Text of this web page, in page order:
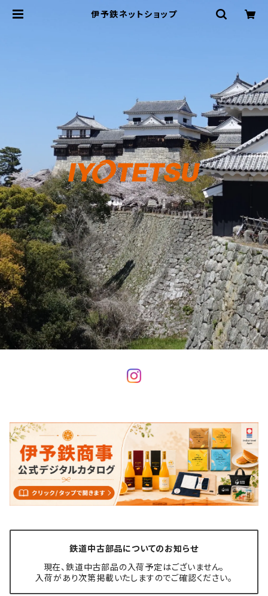
伊予鉄ネットショップ
鉄道中古部品についてのお知らせ
現在、鉄道中古部品の入荷予定はございません。
入荷があり次第掲載いたしますのでご確認ください。